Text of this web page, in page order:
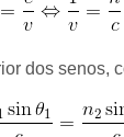
dos senos,